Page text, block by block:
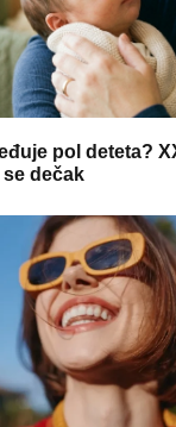
pol deteta?
dečak